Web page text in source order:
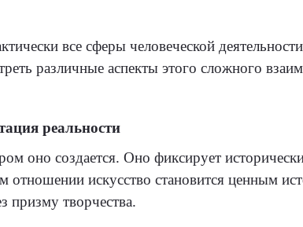
все сферы человеческой
различные аспекты этого сложного
реальности
оно создается. Оно фиксирует
искусство становится ценным
призму творчества.